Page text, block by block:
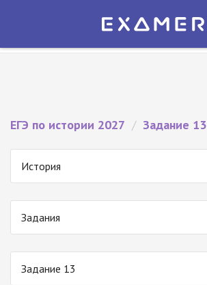
Экзамер — ЕГЭ 2027
ЕГЭ по истории 2027 / Задание 13
История
Задания
Задание 13